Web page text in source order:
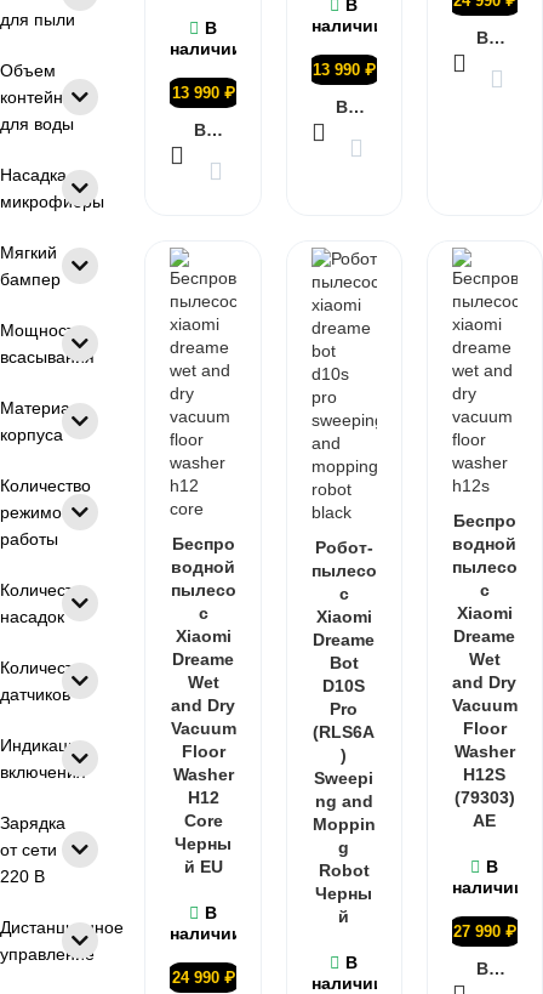
для пыли
Объем
контейнера
для воды
Насадка из
микрофибры
Мягкий
бампер
Мощность
всасывания
Материал
корпуса
Количество
режимов
работы
Количество
насадок
Количество
датчиков
Индикация
включения
Зарядка
от сети
220 В
Дистанционное
управление
В
наличии
13 990 ₽
В КОРЗИНУ
В
наличии
13 990 ₽
В КОРЗИНУ
В КОРЗИНУ
Беспро
водной
пылесо
с
Xiaomi
Dreame
Wet
and Dry
Vacuum
Floor
Washer
H12
Core
Черны
й EU
В
наличии
24 990 ₽
Робот-
пылесо
с
Xiaomi
Dreame
Bot
D10S
Pro
(RLS6A
)
Sweepi
ng and
Moppin
g
Robot
Черны
й
В
наличии
Беспро
водной
пылесо
с
Xiaomi
Dreame
Wet
and Dry
Vacuum
Floor
Washer
H12S
(79303)
AE
В
наличии
27 990 ₽
В КОРЗИНУ